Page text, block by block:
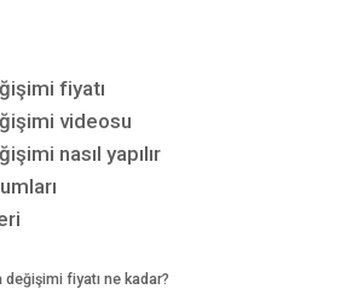
fiyatı
videosu
nasıl yapılır
fiyatı ne kadar?